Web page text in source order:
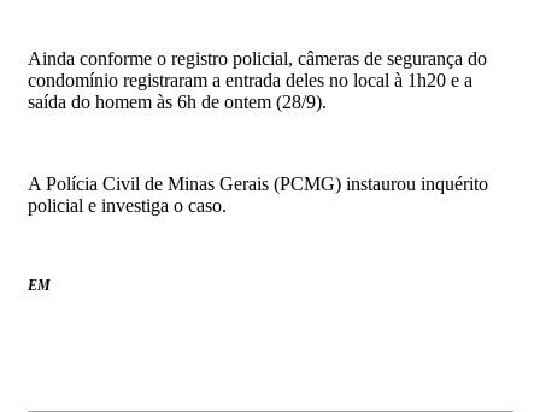
Ainda conforme o registro policial, câmeras de segurança do
condomínio registraram a entrada deles no local à 1h20 e a
saída do homem às 6h de ontem (28/9).
A Polícia Civil de Minas Gerais (PCMG) instaurou inquérito
policial e investiga o caso.
EM